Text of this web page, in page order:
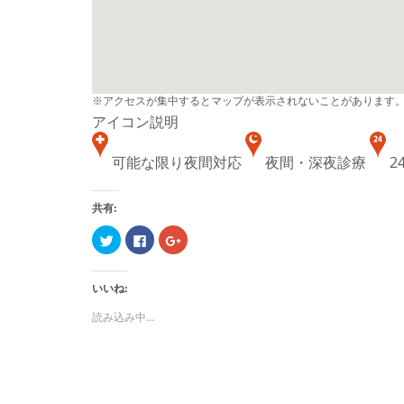
※アクセスが集中するとマップが表示されないことがあります。
アイコン説明
可能な限り夜間対応 夜間・深夜診療
共有:
ク
リ
ク
て
で
共
Facebook
で
ク
ク
リ
いいね:
読み込み中...